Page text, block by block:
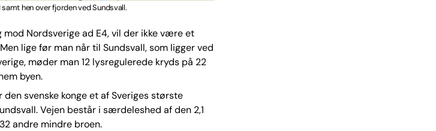
hen over fjorden ved Sundsvall.
Nordsverige ad E4, vil der ikke være et
lige før man når til Sundsvall, som ligger ved
møder man 12 lysregulerede kryds på 22
byen.
svenske konge et af Sveriges største
Vejen består i særdeleshed af den 2,1
andre mindre broen.